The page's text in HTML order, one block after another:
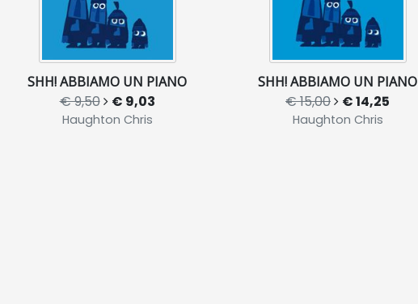
SHH! ABBIAMO UN PIANO
€ 9,50 € 9,03
Haughton Chris
SHH! ABBIAMO UN PIANO
€ 15,00 € 14,25
Haughton Chris